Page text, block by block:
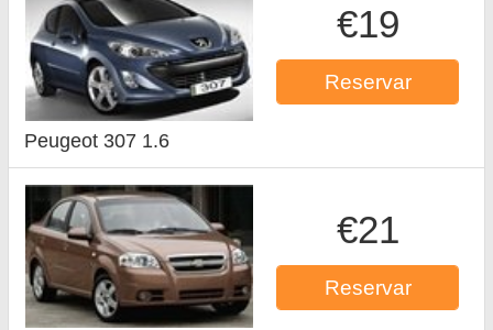
€19
Reservar
Peugeot 307 1.6
€21
Reservar